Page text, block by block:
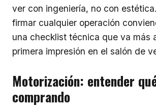
ver con ingeniería, no con
firmar cualquier operación
una checklist técnica que va más
primera impresión en el salón de
Motorización: entender
comprando